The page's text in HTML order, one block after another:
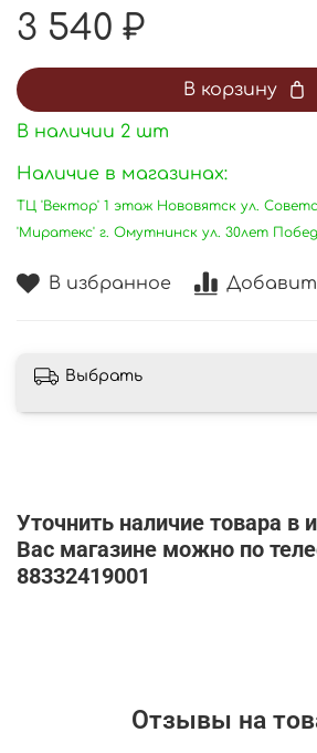
В избранное
3 540 ₽
В корзину
В наличии 2 шт
Наличие в магазинах:
ТЦ 'Вектор' 1 этаж Нововятск ул.
'Миратекс' г. Омутнинск ул. 30лет
Выбрать
Уточнить наличие товара в
Вас магазине можно по
88332419001
Отзывы на